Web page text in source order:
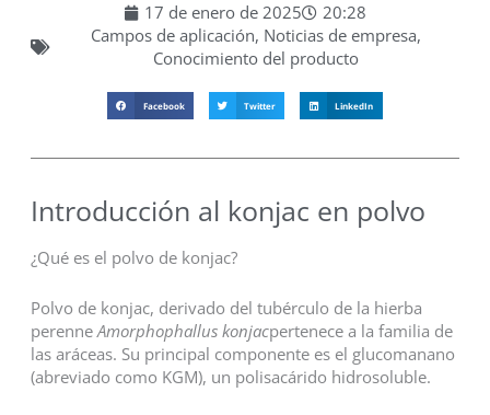
17 de enero de 2025
20:28
Campos de aplicación, Noticias de empresa,
Conocimiento del producto
Facebook Twitter LinkedIn
Introducción al konjac en polvo
¿Qué es el polvo de konjac?
Polvo de konjac, derivado del tubérculo de la hierba
perenneAmorphophallus konjacpertenece a la familia de
las aráceas. Su principal componente es el glucomanano
(abreviado como KGM), un polisacárido hidrosoluble.